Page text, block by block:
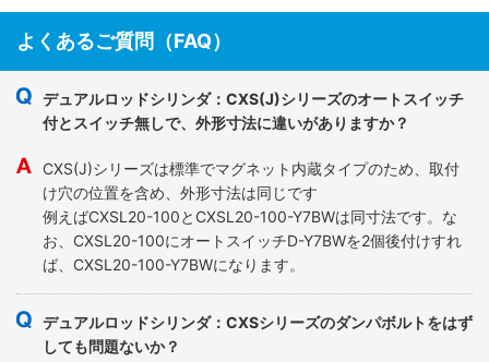
よくあるご質問（FAQ）
デュアルロッドシリンダ：CXS(J)シリーズのオートスイッチ
付とスイッチ無しで、外形寸法に違いがありますか？
CXS(J)シリーズは標準でマグネット内蔵タイプのため、取付
け穴の位置を含め、外形寸法は同じです
例えばCXSL20-100とCXSL20-100-Y7BWは同寸法です。な
お、CXSL20-100にオートスイッチD-Y7BWを2個後付けすれ
ば、CXSL20-100-Y7BWになります。
デュアルロッドシリンダ：CXSシリーズのダンパボルトをはず
しても問題ないか？